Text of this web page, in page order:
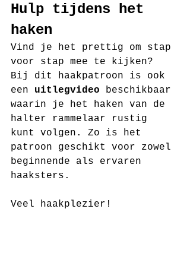
Hulp tijdens het
haken
Vind je het prettig om stap
voor stap mee te kijken?
Bij dit haakpatroon is ook
een uitlegvideo beschikbaar
waarin je het haken van de
halter rammelaar rustig
kunt volgen. Zo is het
patroon geschikt voor zowel
beginnende als ervaren
haaksters.
Veel haakplezier!